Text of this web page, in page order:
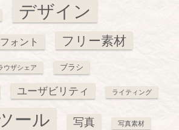
デザイン
フォント フリー素材
ウザシェア ブラシ
ユーザビリティ ライティング
ール 写真 写真素材